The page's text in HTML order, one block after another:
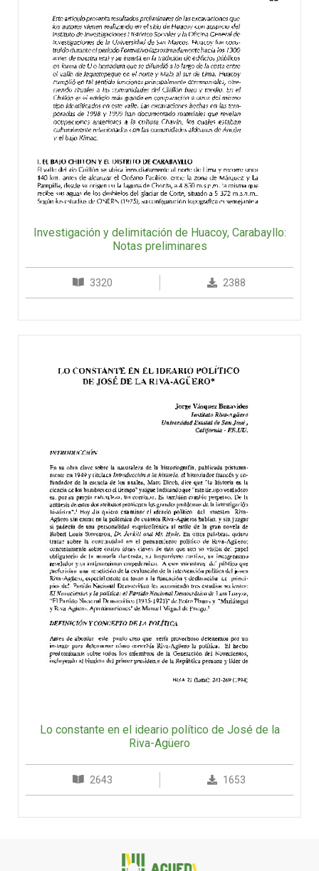
Investigación y delimitación de Huacoy, Carabayllo:
Notas preliminares
3320 2388
Lo constante en el ideario político de José de la
Riva-Agüero
2643 1653